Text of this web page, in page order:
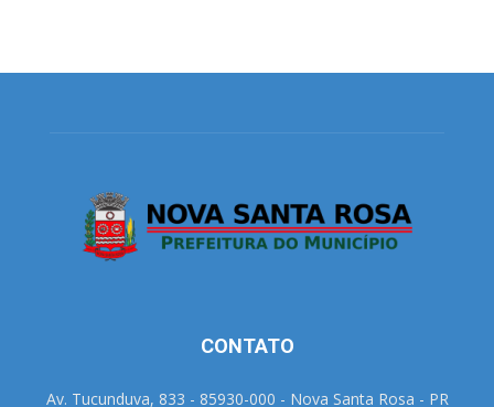
CONTATO
Av. Tucunduva, 833 - 85930-000 - Nova Santa Rosa - PR